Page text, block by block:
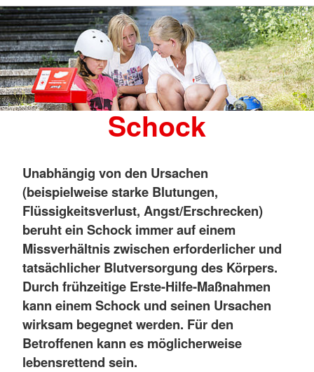
Schock
Unabhängig von den Ursachen
(beispielweise starke Blutungen,
Flüssigkeitsverlust, Angst/Erschrecken)
beruht ein Schock immer auf einem
Missverhältnis zwischen erforderlicher und
tatsächlicher Blutversorgung des Körpers.
Durch frühzeitige Erste-Hilfe-Maßnahmen
kann einem Schock und seinen Ursachen
wirksam begegnet werden. Für den
Betroffenen kann es möglicherweise
lebensrettend sein.